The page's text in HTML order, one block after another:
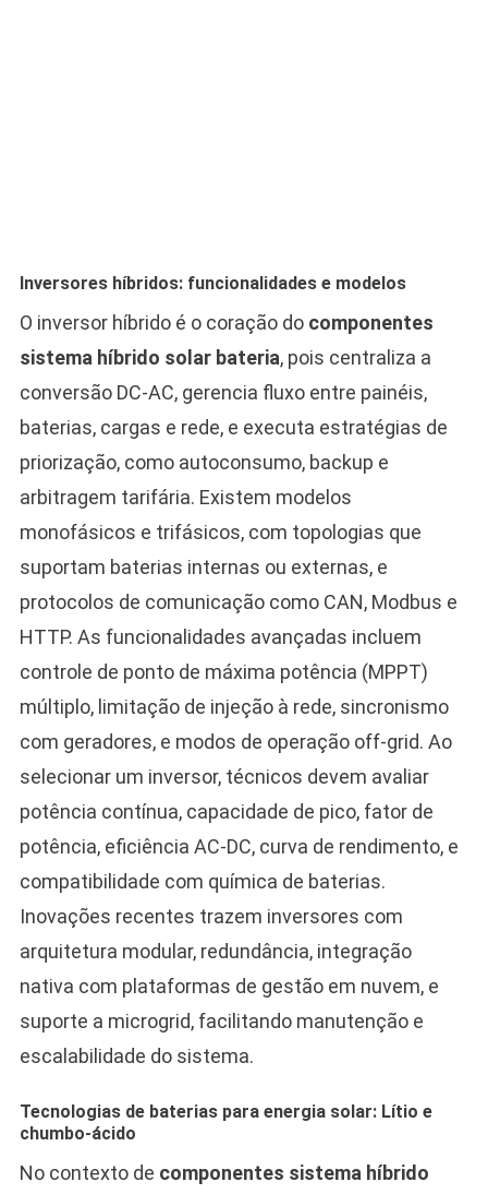
Inversores híbridos: funcionalidades e modelos
O inversor híbrido é o coração do componentes
sistema híbrido solar bateria, pois centraliza a
conversão DC-AC, gerencia fluxo entre painéis,
baterias, cargas e rede, e executa estratégias de
priorização, como autoconsumo, backup e
arbitragem tarifária. Existem modelos
monofásicos e trifásicos, com topologias que
suportam baterias internas ou externas, e
protocolos de comunicação como CAN, Modbus e
HTTP. As funcionalidades avançadas incluem
controle de ponto de máxima potência (MPPT)
múltiplo, limitação de injeção à rede, sincronismo
com geradores, e modos de operação off-grid. Ao
selecionar um inversor, técnicos devem avaliar
potência contínua, capacidade de pico, fator de
potência, eficiência AC-DC, curva de rendimento, e
compatibilidade com química de baterias.
Inovações recentes trazem inversores com
arquitetura modular, redundância, integração
nativa com plataformas de gestão em nuvem, e
suporte a microgrid, facilitando manutenção e
escalabilidade do sistema.
Tecnologias de baterias para energia solar: Lítio e
chumbo-ácido
No contexto de componentes sistema híbrido